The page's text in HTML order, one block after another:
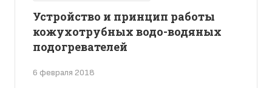
6 февраля 2018
Устройство и принцип работы
кожухотрубных водо-водяных
подогревателей